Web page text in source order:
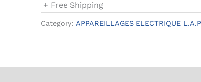
+ Free Shipping
Category: APPAREILLAGES ELECTRIQUE L.A.P